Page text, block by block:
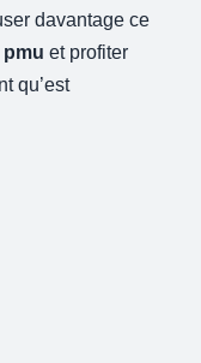
davantage ce
et profiter
qu’est